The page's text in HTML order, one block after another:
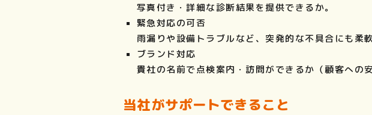
写真付き・詳細な診断結果を提供できるか。
緊急対応の可否
雨漏りや設備トラブルなど、突発的な不具合にも柔
ブランド対応
貴社の名前で点検案内・訪問ができるか（顧客への
当社がサポートできること